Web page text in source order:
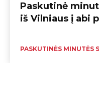
Paskutinė
iš Vilniaus į abi
PASKUTINĖS MINUTĖS